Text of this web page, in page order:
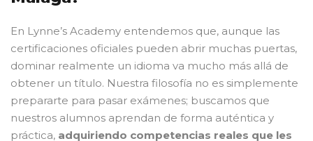
En Lynne’s Academy entendemos que, aunque las
certificaciones oficiales pueden abrir muchas puertas,
dominar realmente un idioma va mucho más allá de
obtener un título. Nuestra filosofía no es simplemente
prepararte para pasar exámenes; buscamos que
nuestros alumnos aprendan de forma auténtica y
práctica, adquiriendo competencias reales que les